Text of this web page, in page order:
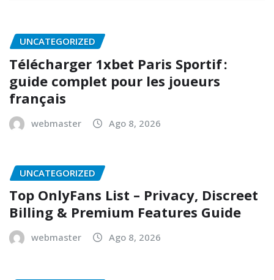
UNCATEGORIZED
Télécharger 1xbet Paris Sportif :
guide complet pour les joueurs
français
webmaster Ago 8, 2026
UNCATEGORIZED
Top OnlyFans List – Privacy, Discreet
Billing & Premium Features Guide
webmaster Ago 8, 2026